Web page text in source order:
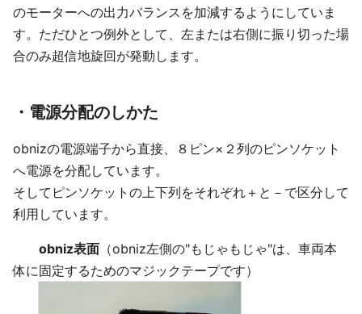
のモーターへの出力バランスを加減するようにしていま
す。ただひとつ例外として、左または右側に振り切った場
合のみ超信地旋回が発動します。
・電源分配のしかた
obnizの電源端子から直接、８ピン×２列のピンソケット
へ電源を分配しています。
そしてピンソケットの上下列をそれぞれ＋と－で区分して
利用しています。
obniz表面 （obniz左側の"もじゃもじゃ"は、車両本
体に固定するためのマジックテープです）